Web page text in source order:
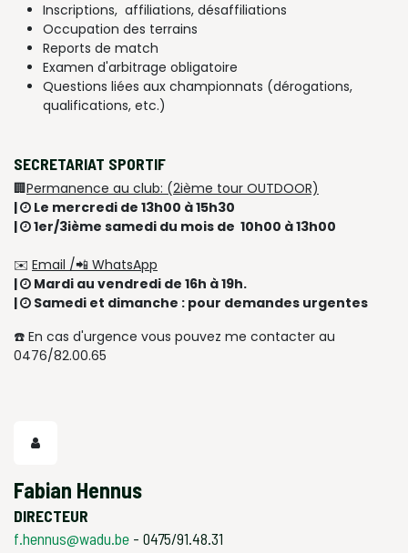
Inscriptions, affiliations, désaffiliations
Occupation des terrains
Reports de match
Examen d'arbitrage obligatoire
Questions liées aux championnats (dérogations,
qualifications, etc.)
SECRETARIAT SPORTIF
🏢Permanence au club: (2ième tour OUTDOOR)
|
Le mercredi de 13h00 à 15h30
|
1er/3ième samedi du mois de 10h00 à 13h00
✉️ Email /📲 WhatsApp
|
Mardi au vendredi de 16h à 19h.
|
Samedi et dimanche : pour demandes urgentes
☎️ En cas d'urgence vous pouvez me contacter au
0476/82.00.65
Fabian Hennus
DIRECTEUR
f.hennus@wadu.be - 0475/91.48.31